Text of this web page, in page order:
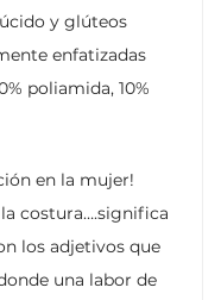
y glúteos
enfatizadas
poliamida, 10%
en la mujer!
costura….significa
los adjetivos que
una labor de